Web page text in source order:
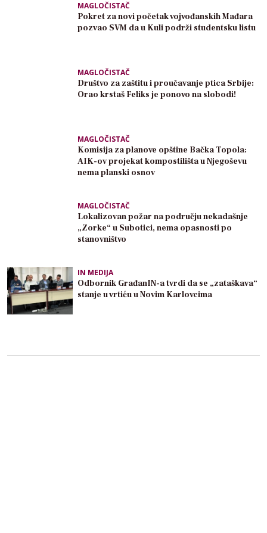
MAGLOČISTAČ
Pokret za novi početak vojvođanskih Mađara
pozvao SVM da u Kuli podrži studentsku listu
MAGLOČISTAČ
Društvo za zaštitu i proučavanje ptica Srbije:
Orao krstaš Feliks je ponovo na slobodi!
MAGLOČISTAČ
Komisija za planove opštine Bačka Topola:
AIK-ov projekat kompostilišta u Njegoševu
nema planski osnov
MAGLOČISTAČ
Lokalizovan požar na području nekadašnje
„Zorke“ u Subotici, nema opasnosti po
stanovništvo
IN MEDIJA
Odbornik GrađanIN-a tvrdi da se „zataškava“
stanje u vrtiću u Novim Karlovcima